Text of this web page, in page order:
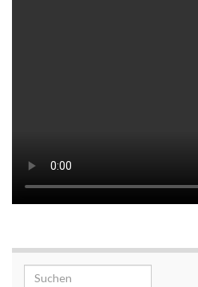
Search for: